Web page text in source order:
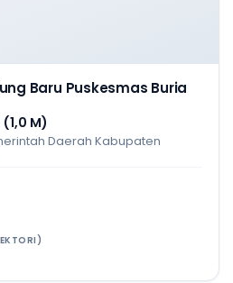
Baru Puskesmas Buria
M)
Daerah Kabupaten